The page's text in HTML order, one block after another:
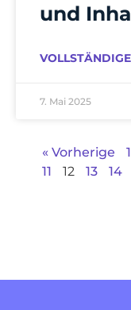
und
7. Mai 2025
« Vorherige 1
11
12 13 14